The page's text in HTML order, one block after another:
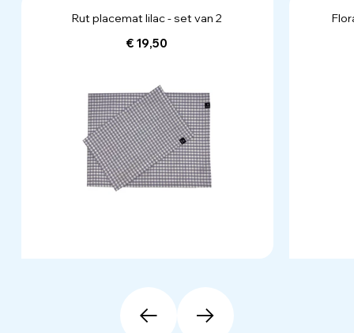
Rut placemat lilac - set van 2
€ 19,50